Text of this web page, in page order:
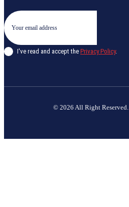
I've read and accept the Privacy Policy.
© 2026 All Right Reserved.